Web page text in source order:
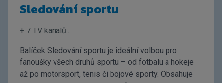
Sledování sportu
+ 7 TV kanálů...
Balíček Sledování sportu je ideální volbou pro
fanoušky všech druhů sportu – od fotbalu a hokeje
až po motorsport, tenis či bojové sporty. Obsahuje